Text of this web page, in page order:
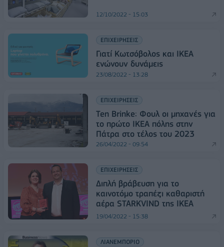
12/10/2022 - 15:03
ΕΠΙΧΕΙΡΗΣΕΙΣ
Γιατί Κωτσόβολος και ΙΚΕΑ
ενώνουν δυνάμεις
23/08/2022 - 13:28
ΕΠΙΧΕΙΡΗΣΕΙΣ
Ten Brinke: Φουλ οι μηχανές για
το πρώτο ΙΚΕΑ πόλης στην
Πάτρα στο τέλος του 2023
26/04/2022 - 09:54
ΕΠΙΧΕΙΡΗΣΕΙΣ
Διπλή βράβευση για το
καινοτόμο τραπέζι καθαριστή
αέρα STARKVIND της IKEA
19/04/2022 - 15:38
ΛΙΑΝΕΜΠΟΡΙΟ